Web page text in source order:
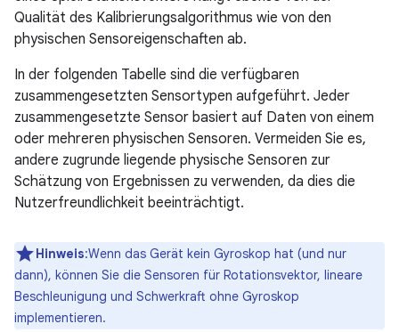
Qualität des Kalibrierungsalgorithmus wie von den
physischen Sensoreigenschaften ab.
In der folgenden Tabelle sind die verfügbaren
zusammengesetzten Sensortypen aufgeführt. Jeder
zusammengesetzte Sensor basiert auf Daten von einem
oder mehreren physischen Sensoren. Vermeiden Sie es,
andere zugrunde liegende physische Sensoren zur
Schätzung von Ergebnissen zu verwenden, da dies die
Nutzerfreundlichkeit beeinträchtigt.
Hinweis:Wenn das Gerät kein Gyroskop hat (und nur
dann), können Sie die Sensoren für Rotationsvektor, lineare
Beschleunigung und Schwerkraft ohne Gyroskop
implementieren.